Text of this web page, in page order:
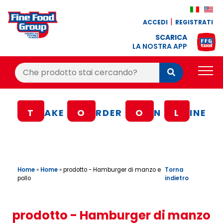
ACCEDI REGISTRATI
SCARICA
LA NOSTRA APP
Cerca:
Cerca
BLOG
OFFERTE
T AKE O RDER O N L INE
Home» Home»prodotto - Hamburger di manzo e
pollo
Torna
indietro
prodotto - Hamburger di manzo